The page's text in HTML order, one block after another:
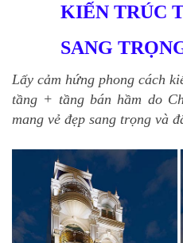
KIẾN TRÚC
SANG
Lấy cảm hứng phong cách
tầng + tầng bán hầm do
mang vẻ đẹp sang trọng và